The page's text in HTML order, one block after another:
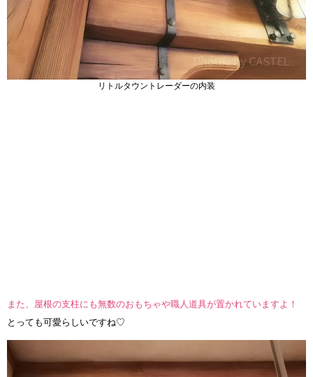
リトルタウントレーダーの内装
また、屋根の支柱にも無数のおもちゃや職人道具が置かれていますよ！
とっても可愛らしいですね♡